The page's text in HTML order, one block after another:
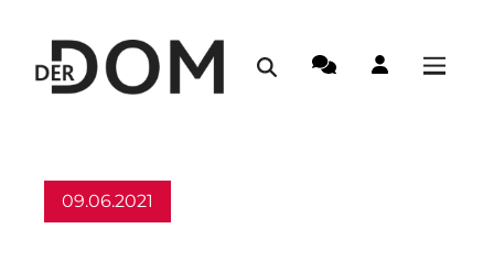
09.06.2021